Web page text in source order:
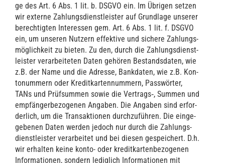
ge des Art. 6 Abs. 1 lit. b. DSGVO ein. Im Übri­gen set­zen
wir exter­ne Zah­lungs­dienst­leis­ter auf Grund­la­ge unse­rer
berech­tig­ten Inter­es­sen gem. Art. 6 Abs. 1 lit. f. DSGVO
ein, um unse­ren Nut­zern effek­ti­ve und siche­re Zah­lungs­
mög­lich­keit zu bie­ten. Zu den, durch die Zah­lungs­dienst­
leis­ter ver­ar­bei­te­ten Daten gehö­ren Bestands­da­ten, wie
z.B. der Name und die Adres­se, Bank­da­ten, wie z.B. Kon­
to­num­mern oder Kre­dit­kar­ten­num­mern, Pass­wör­ter,
TANs und Prüf­sum­men sowie die Vertrags‑, Sum­men und
emp­fän­ger­be­zo­ge­nen Anga­ben. Die Anga­ben sind erfor­
der­lich, um die Trans­ak­tio­nen durch­zu­füh­ren. Die ein­ge­
ge­be­nen Daten wer­den jedoch nur durch die Zah­lungs­
dienst­leis­ter ver­ar­bei­tet und bei die­sen gespei­chert. D.h.
wir erhal­ten kei­ne kon­to- oder kre­dit­kar­ten­be­zo­ge­nen
Infor­ma­tio­nen, son­dern ledig­lich Infor­ma­tio­nen mit